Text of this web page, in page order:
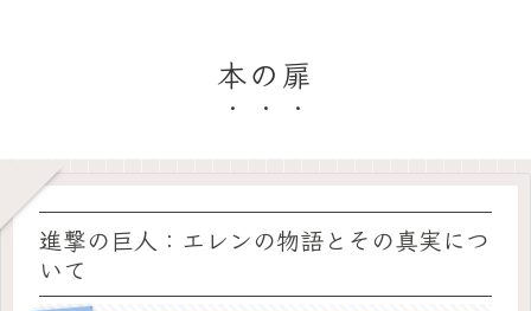
本の扉
進撃の巨人：エレンの物語とその真実につ
いて